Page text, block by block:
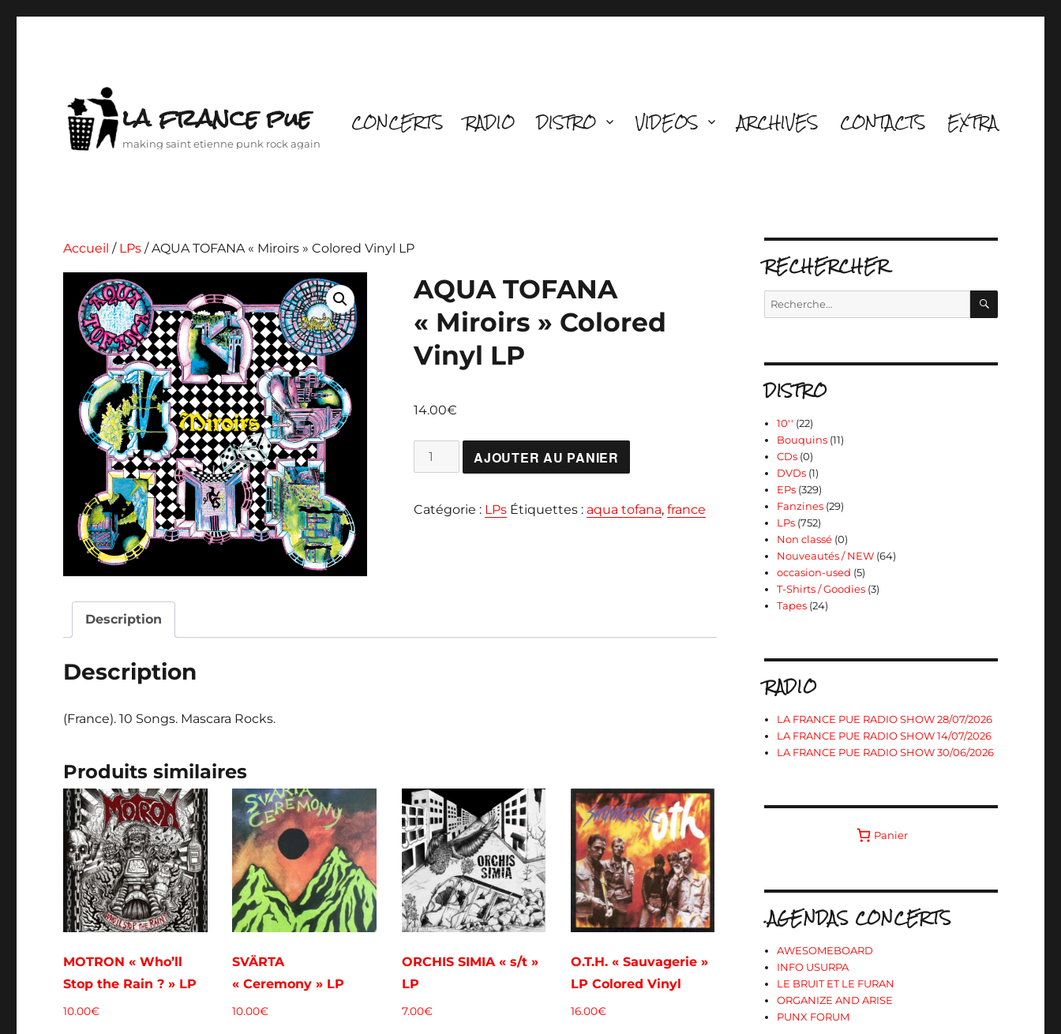
la france pue
making saint etienne punk rock again
CONCERTS RADIO DISTRO VIDEOS ARCHIVES CONTACTS EXTRA
Accueil / LPs / AQUA TOFANA « Miroirs » Colored Vinyl LP
AQUA TOFANA
« Miroirs » Colored
Vinyl LP
14.00€
quantité
de
TOFANA
AJOUTER AU PANIER
Catégorie : LPs Étiquettes : aqua tofana,france
Description
Description
(France). 10 Songs. Mascara Rocks.
Produits similaires
MOTRON « Who’ll
Stop the Rain ? » LP
10.00€
SVÄRTA
« Ceremony » LP
10.00€
ORCHIS SIMIA « s/t »
LP
7.00€
O.T.H. « Sauvagerie »
LP Colored Vinyl
16.00€
RECHERCHER
Recherche
DISTRO
10'' (22)
Bouquins (11)
CDs (0)
DVDs (1)
EPs (329)
Fanzines (29)
LPs (752)
Non classé (0)
Nouveautés / NEW (64)
occasion-used (5)
T-Shirts / Goodies (3)
Tapes (24)
RADIO
LA FRANCE PUE RADIO SHOW 28/07/2026
LA FRANCE PUE RADIO SHOW 14/07/2026
LA FRANCE PUE RADIO SHOW 30/06/2026
Panier
.AGENDAS CONCERTS
AWESOMEBOARD
INFO USURPA
LE BRUIT ET LE FURAN
ORGANIZE AND ARISE
PUNX FORUM